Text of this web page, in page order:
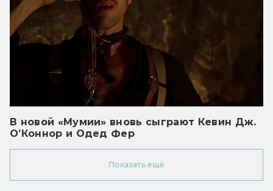
В новой «Мумии» вновь сыграют Кевин Дж.
О’Коннор и Одед Фер
Показать ещё